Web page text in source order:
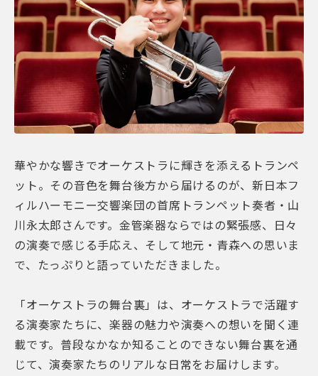
華やかな響きでオーケストラに輝きを添えるトランペ
ット。その音色を舞台後方から届けるのが、新日本フ
ィルハーモニー交響楽団の首席トランペット奏者・山
川永太郎さんです。金管楽器ならではの緊張感、日々
の演奏で感じる手応え、そして地元・青森への思いま
で、たっぷりと語っていただきました。
「オーケストラの舞台裏」は、オーケストラで活躍す
る演奏家たちに、楽器の魅力や演奏への想いを聞く連
載です。普段なかなか知ることのできない舞台裏を通
じて、演奏家たちのリアルな日常をお届けします。